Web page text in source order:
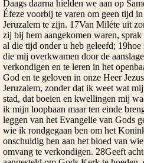
Daags daarna hielden we aan op
Éfeze voorbij te varen om geen tijd
Jeruzalem te zijn. 17Van Miléte uit
zij bij hem aangekomen waren,
al die tijd onder u heb geleefd;
die mij overkwamen door de
verkondigen en te leren in het
God en te geloven in onze Heer
Jeruzalem, zonder dat ik weet wat
stad, dat boeien en kwellingen mij
ik mijn loopbaan maar ten einde
leggen van het Evangelie van Gods
wie ik rondgegaan ben om het
onschuldig ben aan het bloed van
omvang te verkondigen. 28Geeft